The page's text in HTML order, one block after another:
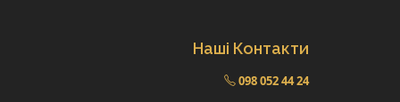
Наші Контакти
098 052 44 24